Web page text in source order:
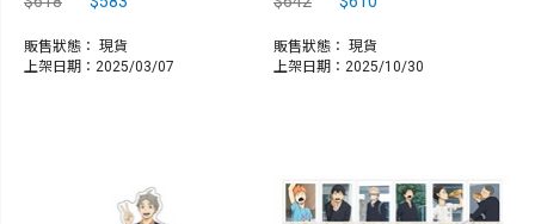
販售狀態： 現貨
上架日期：2025/03/07
販售狀態： 現貨
上架日期：2025/10/30